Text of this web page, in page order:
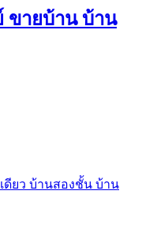
ขายบ้าน บ้าน
ดียว บ้านสองชั้น บ้าน